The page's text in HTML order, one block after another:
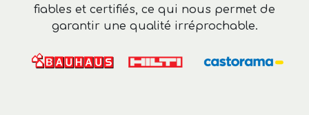
fiables et certifiés, ce qui nous permet de
garantir une qualité irréprochable.